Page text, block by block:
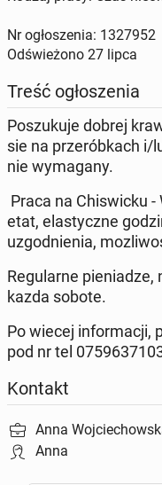
Nr ogłoszenia: 1327952
Odświeżono 27 lipca
Treść ogłoszenia
Poszukuje dobrej
sie na przeróbkach i/
nie wymagany.
Praca na Chiswicku
etat, elastyczne
uzgodnienia,
Regularne
kazda sobote.
Po wiecej informacji,
pod nr tel
Kontakt
Anna
Anna